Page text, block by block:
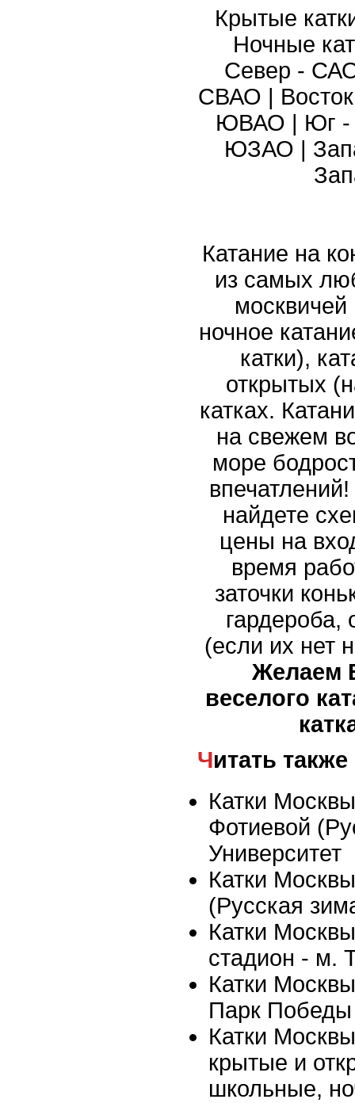
Крытые
Ночные
Север -
СВАО
ЮВАО
Юг
ЮЗАО
Катание на
из самых
ночное
катки),
открытых
катках.
на свежем
море
найдете
цены на
время
заточки
(если их нет
Желаем
веселого
Читать также
Катки
Фотиевой
Университет
Катки
(Русская
Катки
стадион - м.
Катки
Парк Победы
Катки
крытые и
школьные,